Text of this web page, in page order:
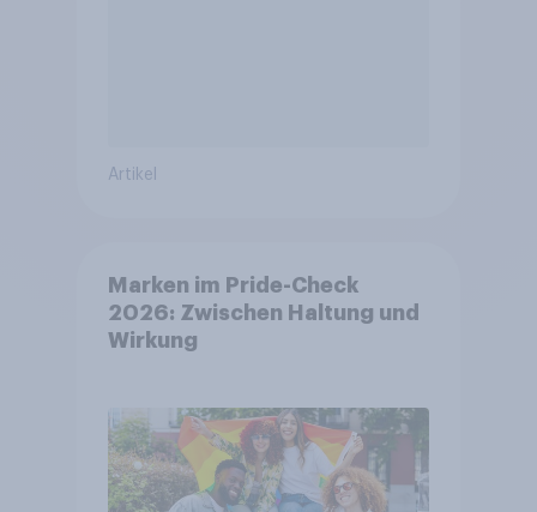
Artikel
Marken im Pride-Check
2026: Zwischen Haltung und
Wirkung